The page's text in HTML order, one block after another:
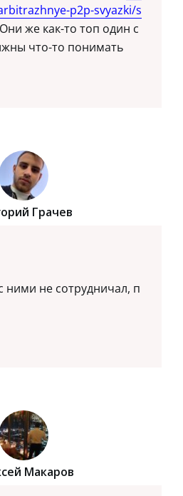
p2p-svyazki/s
же как-то топ один с
что-то понимать
Грачев
не сотрудничал, п
Макаров